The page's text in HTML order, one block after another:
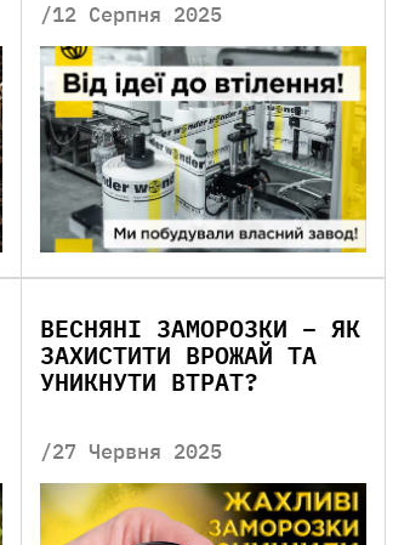
/12 Серпня 2025
ВЕСНЯНІ ЗАМОРОЗКИ – ЯК
ЗАХИСТИТИ ВРОЖАЙ ТА
УНИКНУТИ ВТРАТ?
/27 Червня 2025